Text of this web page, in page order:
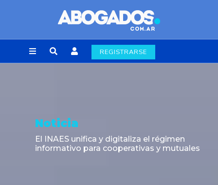
REGISTRARSE
Noticia
El INAES unifica y digitaliza el régimen
informativo para cooperativas y mutuales